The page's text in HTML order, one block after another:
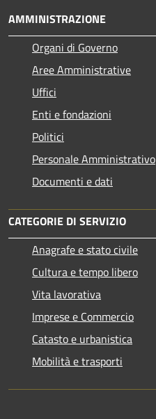
AMMINISTRAZIONE
Organi di Governo
Aree Amministrative
Uffici
Enti e fondazioni
Politici
Personale Amministrativo
Documenti e dati
CATEGORIE DI SERVIZIO
Anagrafe e stato civile
Cultura e tempo libero
Vita lavorativa
Imprese e Commercio
Catasto e urbanistica
Mobilità e trasporti